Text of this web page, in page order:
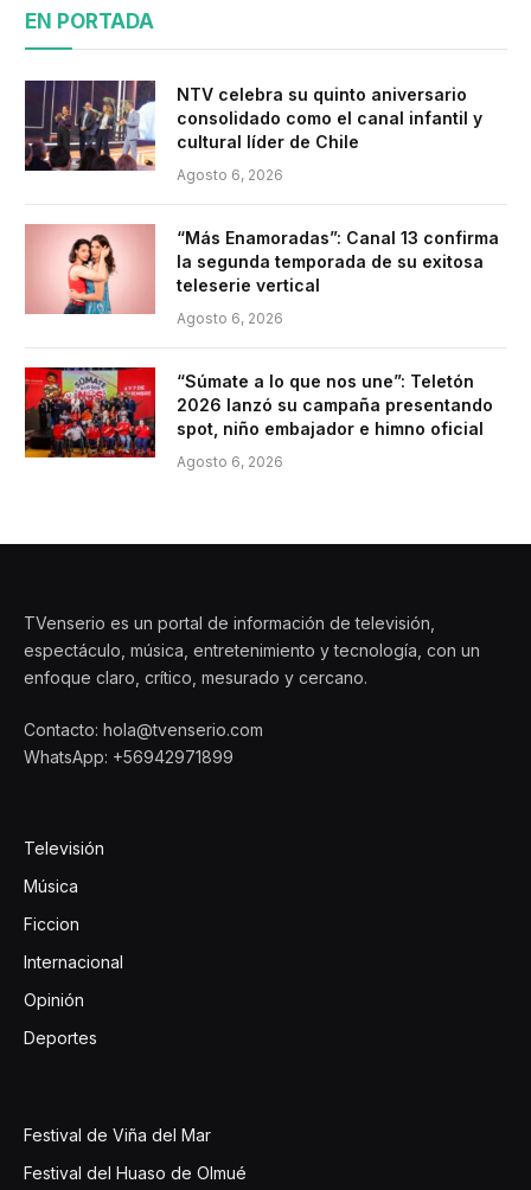
EN PORTADA
NTV celebra su quinto aniversario
consolidado como el canal infantil y
cultural líder de Chile
Agosto 6, 2026
“Más Enamoradas”: Canal 13 confirma
la segunda temporada de su exitosa
teleserie vertical
Agosto 6, 2026
“Súmate a lo que nos une”: Teletón
2026 lanzó su campaña presentando
spot, niño embajador e himno oficial
Agosto 6, 2026
TVenserio es un portal de información de televisión,
espectáculo, música, entretenimiento y tecnología, con un
enfoque claro, crítico, mesurado y cercano.
Contacto: hola@tvenserio.com
WhatsApp: +56942971899
Televisión
Música
Ficcion
Internacional
Opinión
Deportes
Festival de Viña del Mar
Festival del Huaso de Olmué